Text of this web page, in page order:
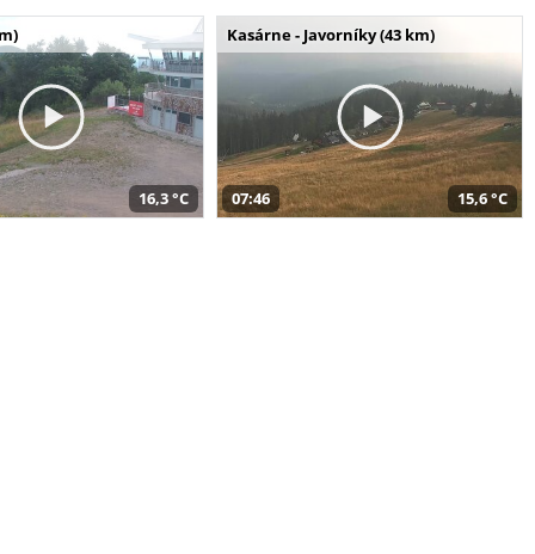
16,3 °C
Kasárne - Javorníky (43 km)
07:46 15,6 °C